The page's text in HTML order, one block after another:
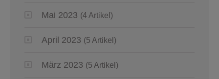
Mai 2023 (4 Artikel)
April 2023 (5 Artikel)
März 2023 (5 Artikel)